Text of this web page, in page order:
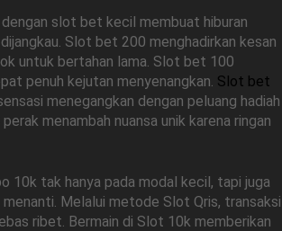
dengan slot bet kecil membuat hiburan
Slot bet 200 menghadirkan kesan
untuk bertahan lama. Slot bet 100
penuh kejutan menyenangkan. Slot bet
menegangkan dengan peluang hadiah
menambah nuansa unik karena ringan
10k tak hanya pada modal kecil, tapi juga
menanti. Melalui metode Slot Qris, transaksi
ribet. Bermain di Slot 10k memberikan